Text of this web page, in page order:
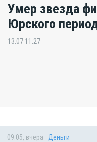
Умер звезда
Юрского
13.07 11:27
09:05, вчера Деньги